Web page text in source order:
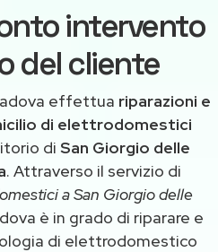
intervento
del cliente
effettua riparazioni e
di elettrodomestici
di San Giorgio delle
. Attraverso il servizio di
a San Giorgio delle
è in grado di riparare e
di elettrodomestico